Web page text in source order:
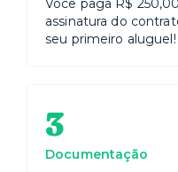
Você paga R$
assinatura do
seu primeiro aluguel!
3
Documentação